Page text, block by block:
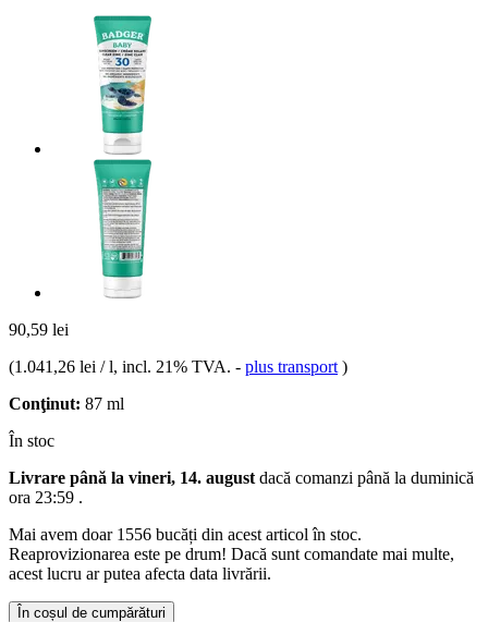
90,59 lei
(1.041,26 lei / l, incl. 21% TVA. - plus transport )
Conţinut: 87 ml
În stoc
Livrare până la vineri, 14. august dacă comanzi până la duminică
ora 23:59 .
Mai avem doar 1556 bucăți din acest articol în stoc.
Reaprovizionarea este pe drum! Dacă sunt comandate mai multe,
acest lucru ar putea afecta data livrării.
În coșul de cumpărături